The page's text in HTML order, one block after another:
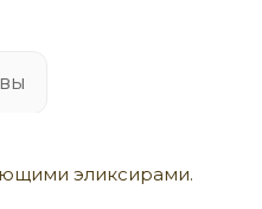
эликсирами.